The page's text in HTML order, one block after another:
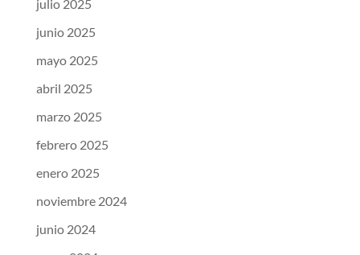
julio 2025
junio 2025
mayo 2025
abril 2025
marzo 2025
febrero 2025
enero 2025
noviembre 2024
junio 2024